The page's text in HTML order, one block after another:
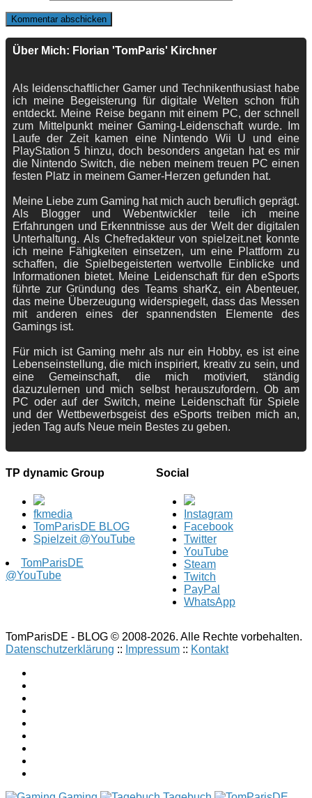
Über Mich: Florian 'TomParis' Kirchner
Als leidenschaftlicher Gamer und Technikenthusiast habe
ich meine Begeisterung für digitale Welten schon früh
entdeckt. Meine Reise begann mit einem PC, der schnell
zum Mittelpunkt meiner Gaming-Leidenschaft wurde. Im
Laufe der Zeit kamen eine Nintendo Wii U und eine
PlayStation 5 hinzu, doch besonders angetan hat es mir
die Nintendo Switch, die neben meinem treuen PC einen
festen Platz in meinem Gamer-Herzen gefunden hat.
Meine Liebe zum Gaming hat mich auch beruflich geprägt.
Als Blogger und Webentwickler teile ich meine
Erfahrungen und Erkenntnisse aus der Welt der digitalen
Unterhaltung. Als Chefredakteur von spielzeit.net konnte
ich meine Fähigkeiten einsetzen, um eine Plattform zu
schaffen, die Spielbegeisterten wertvolle Einblicke und
Informationen bietet. Meine Leidenschaft für den eSports
führte zur Gründung des Teams sharKz, ein Abenteuer,
das meine Überzeugung widerspiegelt, dass das Messen
mit anderen eines der spannendsten Elemente des
Gamings ist.
Für mich ist Gaming mehr als nur ein Hobby, es ist eine
Lebenseinstellung, die mich inspiriert, kreativ zu sein, und
eine Gemeinschaft, die mich motiviert, ständig
dazuzulernen und mich selbst herauszufordern. Ob am
PC oder auf der Switch, meine Leidenschaft für Spiele
und der Wettbewerbsgeist des eSports treiben mich an,
jeden Tag aufs Neue mein Bestes zu geben.
TP dynamic Group
fkmedia
TomParisDE BLOG
Spielzeit @YouTube
TomParisDE
@YouTube
Social
Instagram
Facebook
Twitter
YouTube
Steam
Twitch
PayPal
WhatsApp
TomParisDE - BLOG © 2008-2026. Alle Rechte vorbehalten.
Datenschutzerklärung :: Impressum :: Kontakt